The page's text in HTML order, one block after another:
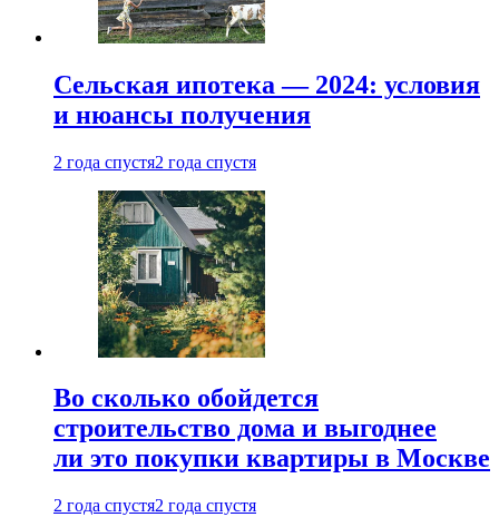
Сельская ипотека — 2024: условия
и нюансы получения
2 года спустя2 года спустя
Во сколько обойдется
строительство дома и выгоднее
ли это покупки квартиры в Москве
2 года спустя2 года спустя